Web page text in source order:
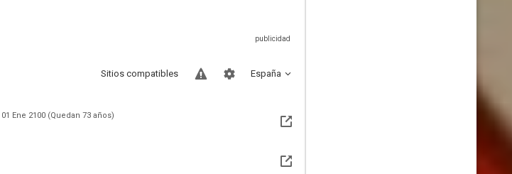
España
Sitios compatibles
Ene 2100 (Quedan 73 años)